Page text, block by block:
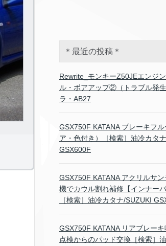
＊最近の投稿＊
Rewrite_モンキーZ50JEエンジ
ル・ボアアップ②（トラブル発
ラ・AB27
GSX750F KATANA ブレーキフ
ア・色付き）［検索］油冷カタ
GSX600F
GSX750F KATANA アクリルサ
機でカウル割れ補修【インナー
［検索］油冷カタナ/SUZUKI
GSX750F KATANA リアブレー
点検からのパッド交換［検索］